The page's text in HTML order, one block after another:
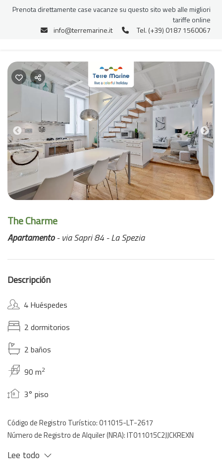
Previous
The Charme
Apartamento- via Sapri 84 - La Spezia
Descripción
4 Huéspedes
2 dormitorios
2 baños
90 m2
3° piso
Código de Registro Turístico: 011015-LT-2617
Número de Registro de Alquiler (NRA): IT011015C2JJCKREXN
Lee todo
Prenota direttamente case vacanze su questo sito web alle migliori
tariffe online
info@terremarine.it
Tel. (+39) 0187 1560067